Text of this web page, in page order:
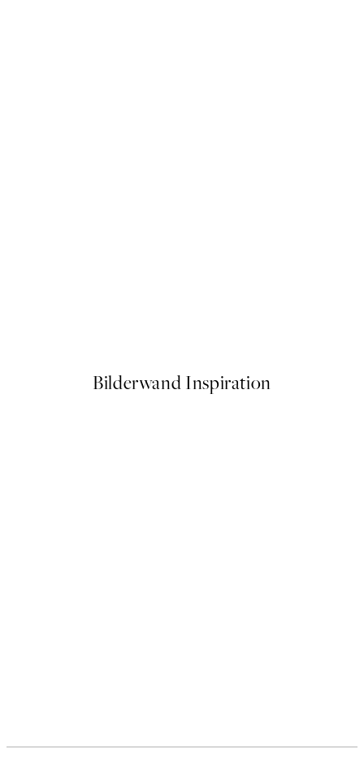
Bilderwand Inspiration